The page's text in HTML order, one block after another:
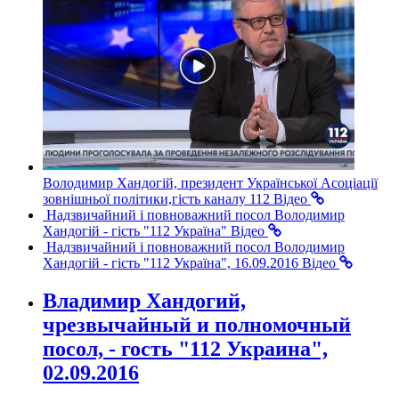
Володимир Хандогій, президент Української Асоціації
зовнішньої політики,гість каналу 112 Відео
Надзвичайний і повноважний посол Володимир
Хандогій - гість "112 Україна" Відео
Надзвичайний і повноважний посол Володимир
Хандогій - гість "112 Україна", 16.09.2016 Відео
Владимир Хандогий,
чрезвычайный и полномочный
посол, - гость "112 Украина",
02.09.2016